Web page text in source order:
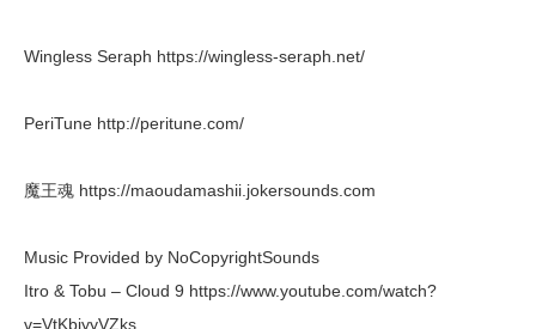
Wingless Seraph https://wingless-seraph.net/
PeriTune http://peritune.com/
魔王魂 https://maoudamashii.jokersounds.com
Music Provided by NoCopyrightSounds
Itro & Tobu – Cloud 9 https://www.youtube.com/watch?
v=VtKbiyyVZks